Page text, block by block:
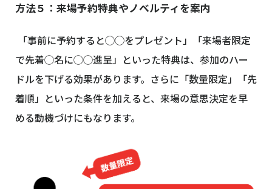
方法５：来場予約特典やノベルティを案内
「事前に予約すると◯◯をプレゼント」「来場者限定
で先着◯名に◯◯進呈」といった特典は、参加のハー
ドルを下げる効果があります。さらに「数量限定」「先
着順」といった条件を加えると、来場の意思決定を早
める動機づけにもなります。